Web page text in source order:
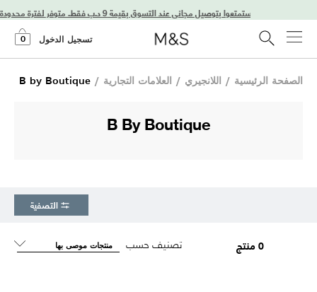
تسجيل الدخول 0
الصفحة الرئيسية / اللانجيري / العلامات التجارية /
B by Boutique
B By Boutique
التصفية
0 منتج تصنيف حسب